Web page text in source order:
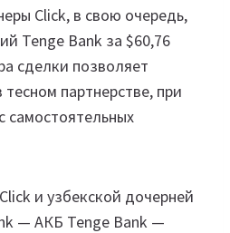
Click, в свою очередь,
Tenge Bank за $60,76
сделки позволяет
партнерстве, при
самостоятельных
и узбекской дочерней
— АКБ Tenge Bank —